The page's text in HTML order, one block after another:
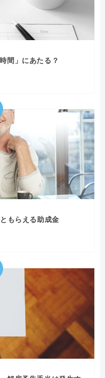
間」にあたる？
もらえる助成金